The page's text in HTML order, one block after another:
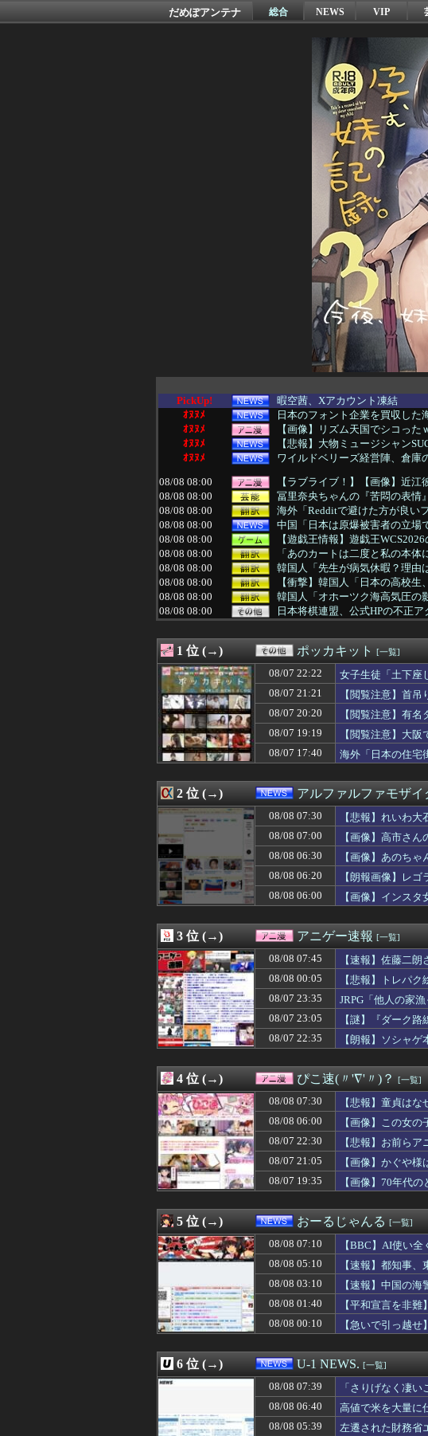
だめぽアンテナ 総合 NEWS VIP
PickUp!
暇空茜、Xアカウント凍結
ｵﾇﾇﾒ
日本のフォント企業を買収した
ｵﾇﾇﾒ
【画像】リズム天国でシコった
ｵﾇﾇﾒ
【悲報】大物ミュージシャン
ｵﾇﾇﾒ
ワイルドベリーズ経営陣、倉庫
08/08 08:00
【ラブライブ！】【画像】近
08/08 08:00
冨里奈央ちゃんの『苦悶の表情
08/08 08:00
海外「Redditで避けた方が良い
08/08 08:00
中国「日本は原爆被害者の立場
08/08 08:00
【遊戯王情報】遊戯王
08/08 08:00
「あのカートは二度と私の本
08/08 08:00
韓国人「先生が病気休暇？理
08/08 08:00
【衝撃】韓国人「日本の高校生
08/08 08:00
韓国人「オホーツク海高気圧の
08/08 08:00
日本将棋連盟、公式HPの不正
08/08 07:58
矢田萌華「6期生のビジュアル
08/08 07:56
海外「怪我さえなければ」サッ
08/08 07:56
毎日設定6が入ってる場所を演
08/08 07:55
韓国人「アメリカでビッグフッ
08/08 07:55
高市総理の靖国参拝 木原官房
08/08 07:54
聖隷クリストファー・高部陸、
08/08 07:54
【悲報】韓国サッカーのイメー
08/08 07:51
「王様のブランチ」現役リポー
08/08 07:50
東スポ競馬値上げやないかい
08/08 07:50
【悲報】アラサー男の婚活事情
08/08 07:47
絵が化け物みたいに上手いヤツ
08/08 07:45
22歳女性、商業施設で通りすが
08/08 07:45
【画像】井上はるさん、私服で
08/08 07:45
【画像】井上はるさん、私服で
08/08 07:45
【速報】佐藤二朗さん、突然ツ
08/08 07:44
スマスロSAO2のガラス、粉々
08/08 07:41
【朗報】寺田心、週6ジム通い
08/08 07:40
離婚届を出してホッとしていた
08/08 07:40
【悲報】いまの小学生 朝7時か
08/08 07:39
姉、兄、私の3人姉弟、姉が暴
08/08 07:39
「さりげなく凄いこと言ってな
08/08 07:39
4本脚の乗り物「コルレオ」、
08/08 07:38
海外「日本のこの道路標識の
08/08 07:36
カープ秋山、2度目の海外FA権
08/08 07:35
予約していた美容室が臨時休業
08/08 07:35
【悲報】脚本家「原作改変し
08/08 07:35
【画像】バレー女子さん、なん
08/08 07:33
【ｼｺ画像】言う程このデカ乳
08/08 07:32
「ゲームの良さはグラフィック
08/08 07:31
「お母さんも３歳、いつもおつ
08/08 07:30
【悲報】村上宗隆OPS.895 鈴木
08/08 07:30
【悲報】れいわ大石あきこさん
08/08 07:30
【悲報】童貞はなぜか必ず4を
08/08 07:30
【画像】素人時代のテレビ出演
08/08 07:30
【デレマス】凛「なにこれ、蒼
08/08 07:30
遠藤さくらの『ふくらみ』、大
08/08 07:30
デスノートの主人公がお前らだ
08/08 07:30
【日本ハム】柳川大晟「3人で
08/08 07:30
【画像】隠せよww地雷系女子
08/08 07:29
【雑談】愛媛県民で語りたい【
【悲報】集英社、わざわざタフ
08/08 07:29
埼玉県戸田市議の河合ゆうすけ
08/08 07:27
甲子園熱中症問題、余ってる地
08/08 07:26
配達員だが、日本人って意外な
08/08 07:25
イタリア史上最高のバスケット
08/08 07:25
韓国人「日本メディアが2002年
08/08 07:25
みんな知ってたのが常識 〜 【
08/08 07:21
【日本横断】大型の台風15号(
39歳DF長友佑都 現役続行！
08/08 07:21
大谷翔平の今季中の投手復帰
08/08 07:20
【悲報】Z世代「ジャンポケ斎
1 位 (→) ポッカキット [一覧]
08/07 22:22
女子生徒「土下座
08/07 21:21
【閲覧注意】首
08/07 20:20
【閲覧注意】有
08/07 19:19
【閲覧注意】大
08/07 17:40
海外「日本の住宅
2 位 (→) アルファルファモザ
08/08 07:30
【悲報】れいわ大
08/08 07:00
【画像】高市さ
08/08 06:30
【画像】あのち
08/08 06:20
【朗報画像】レ
08/08 06:00
【画像】インス
3 位 (→) アニゲー速報 [一覧]
08/08 07:45
【速報】佐藤二
08/08 00:05
【悲報】トレパ
08/07 23:35
JRPG「他人の家
08/07 23:05
【謎】『ダーク
08/07 22:35
【朗報】ソシャ
4 位 (→) ぴこ速(〃'∇'〃)？ [一覧]
08/08 07:30
【悲報】童貞は
08/08 06:00
【画像】この女
08/07 22:30
【悲報】お前ら
08/07 21:05
【画像】かぐや
08/07 19:35
【画像】70年代
5 位 (→) おーるじゃんる [一覧]
08/08 07:10
【BBC】AI使い
08/08 05:10
【速報】都知事
08/08 03:10
【速報】中国の
08/08 01:40
【平和宣言を非
08/08 00:10
【急いで引っ越
6 位 (→) U-1 NEWS. [一覧]
08/08 07:39
「さりげなく凄
が……
08/08 06:40
高値で米を大量に
08/08 05:39
左遷された財務省